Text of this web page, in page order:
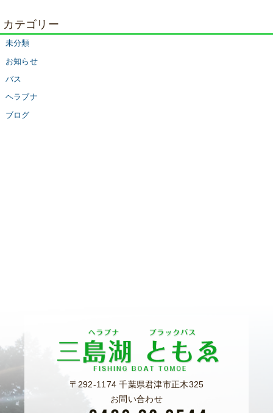
カテゴリー
未分類
お知らせ
バス
ヘラブナ
ブログ
〒292-1174 千葉県君津市正木325
お問い合わせ